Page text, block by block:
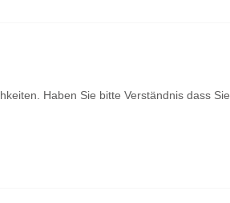
Haben Sie bitte Verständnis dass Sie